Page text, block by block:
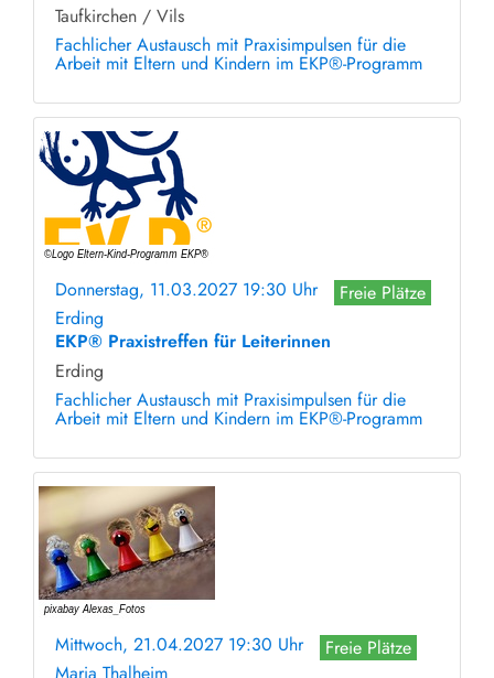
Taufkirchen / Vils
Fachlicher Austausch mit Praxisimpulsen für die
Arbeit mit Eltern und Kindern im EKP®-Programm
Donnerstag, 11.03.2027 19:30 Uhr
Freie Plätze
Erding
EKP® Praxistreffen für Leiterinnen
Erding
Fachlicher Austausch mit Praxisimpulsen für die
Arbeit mit Eltern und Kindern im EKP®-Programm
Mittwoch, 21.04.2027 19:30 Uhr
Freie Plätze
Maria Thalheim